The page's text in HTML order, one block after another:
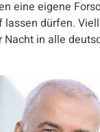
eine eigene
lassen dürfen.
Nacht in alle